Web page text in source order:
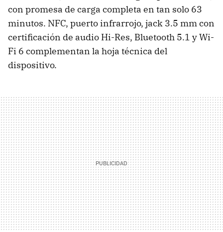
con promesa de carga completa en tan solo 63
minutos. NFC, puerto infrarrojo, jack 3.5 mm con
certificación de audio Hi-Res, Bluetooth 5.1 y Wi-
Fi 6 complementan la hoja técnica del
dispositivo.